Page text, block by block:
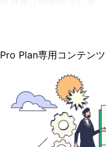
Pro Plan専用コンテンツ